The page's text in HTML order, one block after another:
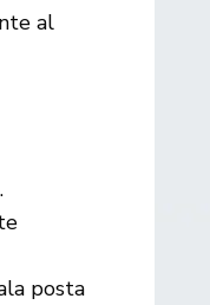
al
posta